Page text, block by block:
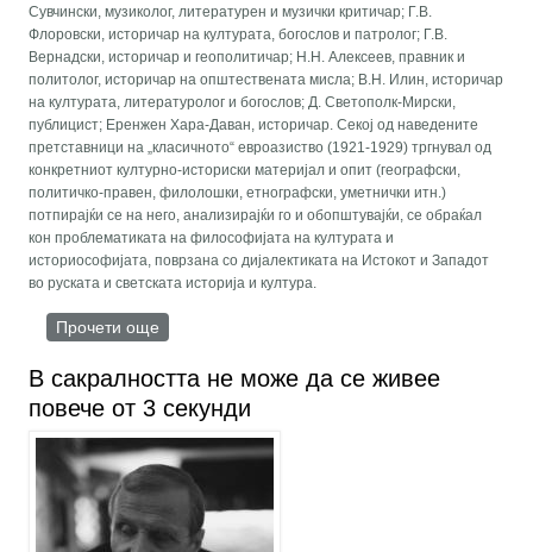
Сувчински, музиколог, литературен и музички критичар; Г.В.
Флоровски, историчар на културата, богослов и патролог; Г.В.
Вернадски, историчар и геополитичар; Н.Н. Алексеев, правник и
политолог, историчар на општествената мисла; В.Н. Илин, историчар
на културата, литературолог и богослов; Д. Светополк-Мирски,
публицист; Еренжен Хара-Даван, историчар. Секој од наведените
претставници на „класичното“ евроазиство (1921-1929) тргнувал од
конкретниот културно-историски материјал и опит (географски,
политичко-правен, филолошки, етнографски, уметнички итн.)
потпирајќи се на него, анализирајќи го и обопштувајќи, се обраќал
кон проблематиката на философијата на културата и
историософијата, поврзана со дијалектиката на Истокот и Западот
во руската и светската историја и култура.
Прочети още
В сакралността не може да се живее
повече от 3 секунди